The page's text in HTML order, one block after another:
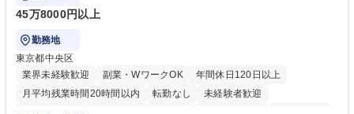
45万8000円以上
勤務地
東京都中央区
業界未経験歓迎
副業・WワークOK
年間休日120日以上
月平均残業時間20時間以内
転勤なし
未経験者歓迎